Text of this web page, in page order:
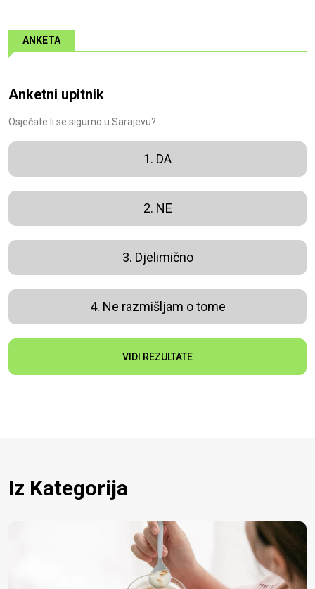
ANKETA
Anketni upitnik
Osjećate li se sigurno u Sarajevu?
1. DA
2. NE
3. Djelimično
4. Ne razmišljam o tome
VIDI REZULTATE
Iz Kategorija